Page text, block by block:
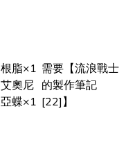
根脂×1
艾奧尼
亞蝶×1
需要【流浪戰士
的製作筆記
[22]】